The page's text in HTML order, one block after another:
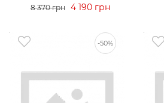
8 370 грн 4 190 грн
-50%